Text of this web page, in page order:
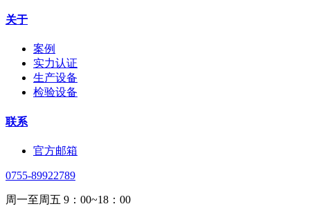
关于
案例
实力认证
生产设备
检验设备
联系
官方邮箱
0755-89922789
周一至周五 9：00~18：00